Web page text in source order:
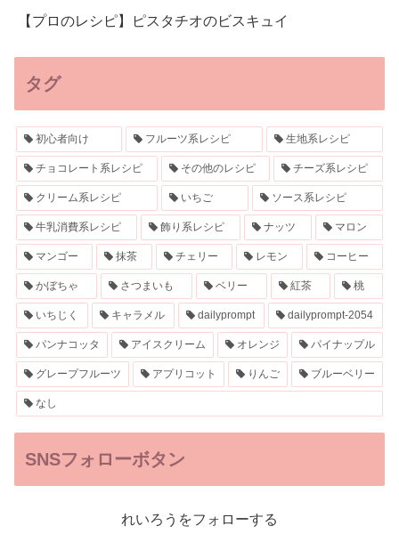
【プロのレシピ】ピスタチオのビスキュイ
タグ
初心者向け フルーツ系レシピ 生地系レシピ
チョコレート系レシピ その他のレシピ チーズ系レシピ
クリーム系レシピ いちご ソース系レシピ
牛乳消費系レシピ 飾り系レシピ ナッツ マロン
マンゴー 抹茶 チェリー レモン コーヒー
かぼちゃ さつまいも ベリー 紅茶 桃
いちじく キャラメル dailyprompt dailyprompt-2054
パンナコッタ アイスクリーム オレンジ パイナップル
グレープフルーツ アプリコット りんご ブルーベリー
なし
SNSフォローボタン
れいろうをフォローする